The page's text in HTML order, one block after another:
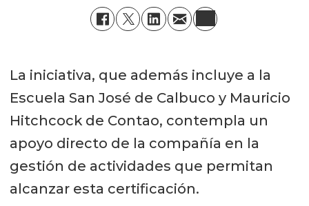
La iniciativa, que además incluye a la
Escuela San José de Calbuco y Mauricio
Hitchcock de Contao, contempla un
apoyo directo de la compañía en la
gestión de actividades que permitan
alcanzar esta certificación.